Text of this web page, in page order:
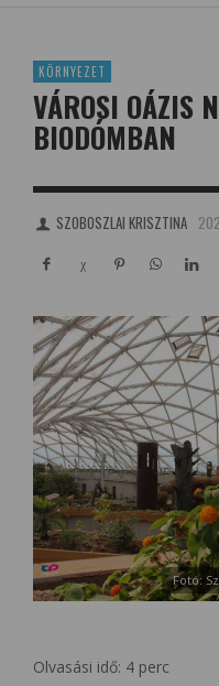
KÖRNYEZET
VÁROSI OÁZIS
BIODÓMBAN
SZOBOSZLAI KRISZTINA
Fotó:
Olvasási idő: 4 perc